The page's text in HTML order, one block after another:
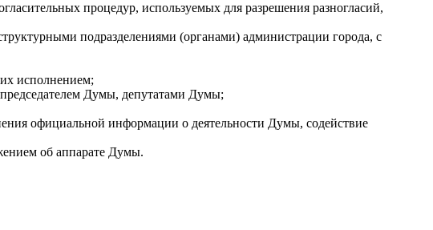
процедур, используемых для разрешения разногласий,
подразделениями (органами) администрации города, с
исполнением;
Думы, депутатами Думы;
официальной информации о деятельности Думы, содействие
об аппарате Думы.